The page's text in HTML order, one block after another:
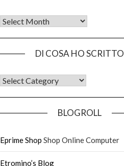
Tutto quello che ho scritto
DI COSA HO SCRITTO
DI COSA HO SCRITTO
BLOGROLL
Eprime Shop Shop Online Computer
Etromino’s Blog